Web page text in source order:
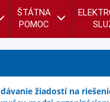
ŠTÁTNA
POMOC
žiadostí na